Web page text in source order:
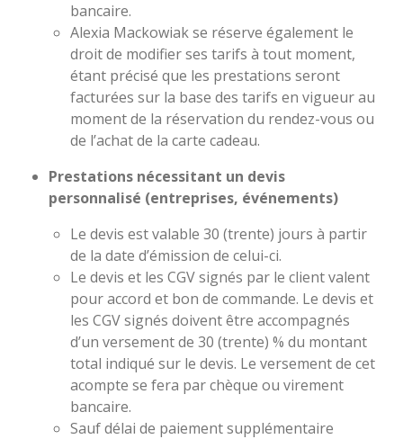
bancaire.
Alexia Mackowiak se réserve également le
droit de modifier ses tarifs à tout moment,
étant précisé que les prestations seront
facturées sur la base des tarifs en vigueur au
moment de la réservation du rendez-vous ou
de l’achat de la carte cadeau.
Prestations nécessitant un devis
personnalisé (entreprises, événements)
Le devis est valable 30 (trente) jours à partir
de la date d’émission de celui-ci.
Le devis et les CGV signés par le client valent
pour accord et bon de commande. Le devis et
les CGV signés doivent être accompagnés
d’un versement de 30 (trente) % du montant
total indiqué sur le devis. Le versement de cet
acompte se fera par chèque ou virement
bancaire.
Sauf délai de paiement supplémentaire